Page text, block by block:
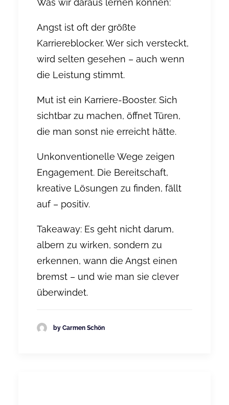
Was wir daraus lernen können:
Angst ist oft der größte
Karriereblocker.Wer sich versteckt,
wird selten gesehen – auch wenn
die Leistung stimmt.
Mut ist ein Karriere-Booster. Sich
sichtbar zu machen, öffnet Türen,
die man sonst nie erreicht hätte.
Unkonventionelle Wege zeigen
Engagement. Die Bereitschaft,
kreative Lösungen zu finden, fällt
auf – positiv.
Takeaway: Es geht nicht darum,
albern zu wirken, sondern zu
erkennen, wann die Angst einen
bremst – und wie man sie clever
überwindet.
by Carmen Schön